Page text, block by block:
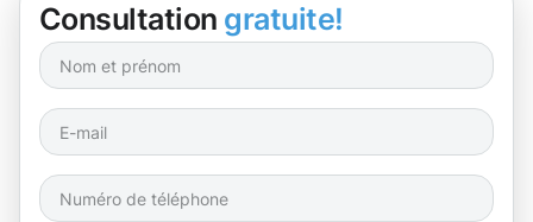
Consultation gratuite!